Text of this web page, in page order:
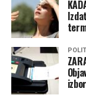
A post
Mještani Borika
dijelu grada
puta radilo o